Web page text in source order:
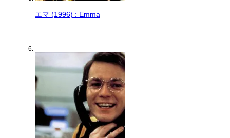
エマ (1996) : Emma